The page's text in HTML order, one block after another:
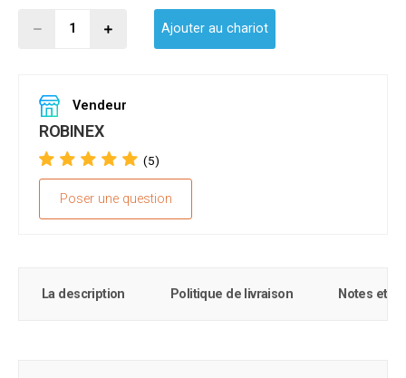
Ajouter au chariot
Vendeur
ROBINEX
(5)
Poser une question
La description Politique de livraison Notes et